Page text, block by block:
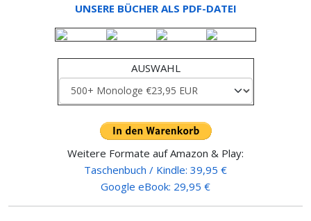
UNSERE BÜCHER ALS PDF-DATEI
AUSWAHL
Weitere Formate auf Amazon & Play:
Taschenbuch / Kindle: 39,95 €
Google eBook: 29,95 €